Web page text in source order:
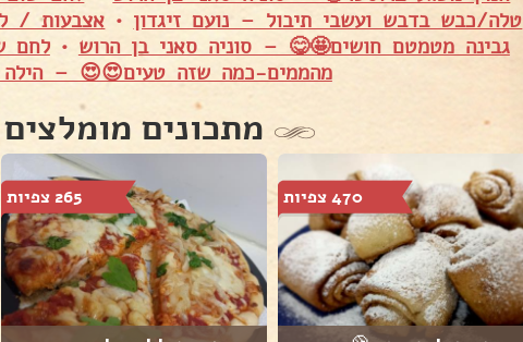
טלה/כבש בדבש ועשבי תיבול – נועם זיגדון • אצבעות /
גבינה מטמטם חושים🤩😋 – סוניה סאני בן הרוש •לחם
מהממים-כמה שזה טעים😍😍 – הילה
מתכונים מומלצים
470 צפיות 265 צפיות